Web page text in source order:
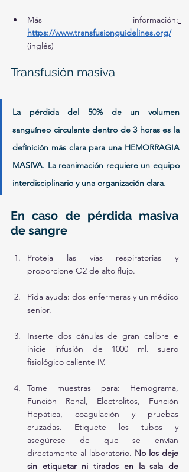
Más información:
https://www.transfusionguidelines.org/
(inglés)
Transfusión masiva
La pérdida del 50% de un volumen
sanguíneo circulante dentro de 3 horas es la
definición más clara para una HEMORRAGIA
MASIVA. La reanimación requiere un equipo
interdisciplinario y una organización clara.
En caso de pérdida masiva
de sangre
Proteja las vías respiratorias y
proporcione O2 de alto flujo.
Pida ayuda: dos enfermeras y un médico
senior.
Inserte dos cánulas de gran calibre e
inicie infusión de 1000 ml. suero
fisiológico caliente IV.
Tome muestras para: Hemograma,
Función Renal, Electrolitos, Función
Hepática, coagulación y pruebas
cruzadas. Etiquete los tubos y
asegúrese de que se envían
directamente al laboratorio. No los deje
sin etiquetar ni tirados en la sala de